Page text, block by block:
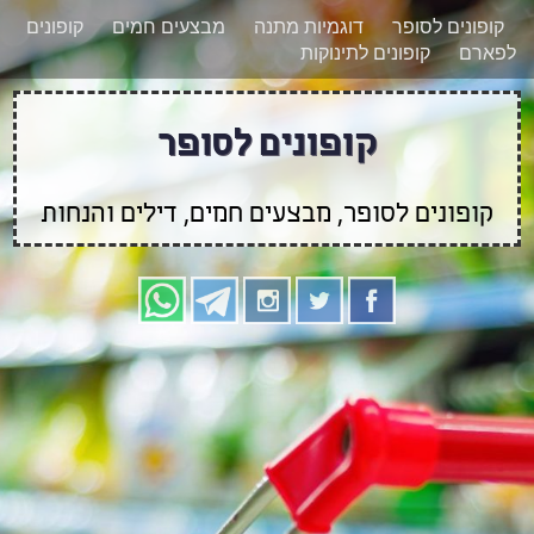
רוצים להישאר מעודכנים לגבי קופונים חדשים?
הצטרפו אלינו גם
בוואטסאפ
קופונים לסופר דוגמיות מתנה מבצעים חמים
קופונים
לפארם
קופונים לתינוקות
קופונים לסופר
קופונים לסופר, מבצעים חמים, דילים והנחות